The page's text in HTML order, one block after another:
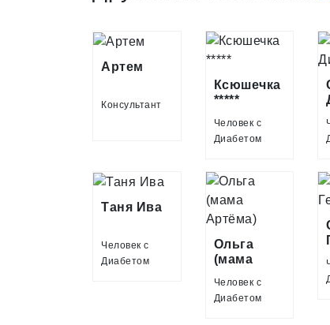
Артем
Консультант
Ксюшечка
*****
Человек с
Диабетом
Таня Ива
Человек с
Диабетом
Ольга
(мама
Человек с
Диабетом